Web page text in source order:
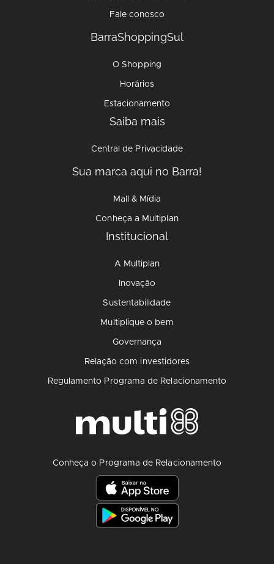
Fale conosco
BarraShoppingSul
O Shopping
Horários
Estacionamento
Saiba mais
Central de Privacidade
Sua marca aqui no Barra!
Mall & Mídia
Conheça a Multiplan
Institucional
A Multiplan
Inovação
Sustentabilidade
Multiplique o bem
Governança
Relação com investidores
Regulamento Programa de Relacionamento
Conheça o Programa de Relacionamento